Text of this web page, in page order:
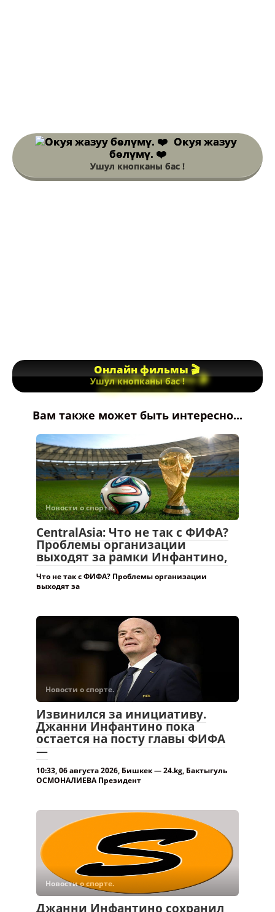
Окуя жазуу
бөлүмү. ❤️
Ушул кнопканы бас !
Онлайн фильмы 🎬
Ушул кнопканы бас !
Вам также может быть интересно...
Новости о спорте.
CentralAsia: Что не так с ФИФА?
Проблемы организации
выходят за рамки Инфантино,
Что не так с ФИФА? Проблемы организации
выходят за
Новости о спорте.
Извинился за инициативу.
Джанни Инфантино пока
остается на посту главы ФИФА
—
10:33, 06 августа 2026, Бишкек — 24.kg, Бактыгуль
ОСМОНАЛИЕВА Президент
Новости о спорте.
Джанни Инфантино сохранил